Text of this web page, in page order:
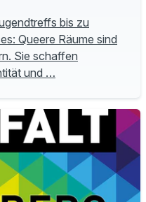
bis zu
Queere Räume sind
Sie schaffen
und …